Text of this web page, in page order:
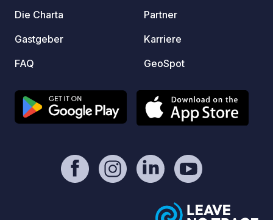
Die Charta
Gastgeber
FAQ
Partner
Karriere
GeoSpot